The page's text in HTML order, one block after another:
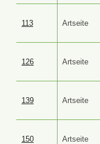
113 Artseite
126 Artseite
139 Artseite
150 Artseite